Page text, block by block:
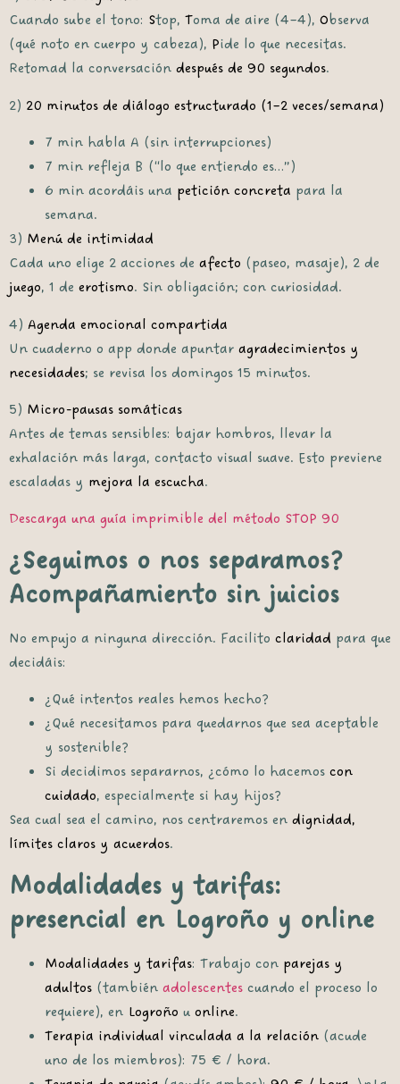
Cuando sube el tono: Stop, Toma de aire (4–4), Observa
(qué noto en cuerpo y cabeza), Pide lo que necesitas.
Retomad la conversación después de 90 segundos.
2) 20 minutos de diálogo estructurado (1–2 veces/semana)
7 min habla A (sin interrupciones)
7 min refleja B (“lo que entiendo es…”)
6 min acordáis una petición concreta para la
semana.
3) Menú de intimidad
Cada uno elige 2 acciones de afecto (paseo, masaje), 2 de
juego, 1 de erotismo. Sin obligación; con curiosidad.
4) Agenda emocional compartida
Un cuaderno o app donde apuntar agradecimientos y
necesidades; se revisa los domingos 15 minutos.
5) Micro-pausas somáticas
Antes de temas sensibles: bajar hombros, llevar la
exhalación más larga, contacto visual suave. Esto previene
escaladas y mejora la escucha.
Descarga una guía imprimible del método STOP 90
¿Seguimos o nos separamos?
Acompañamiento sin juicios
No empujo a ninguna dirección. Facilito claridad para que
decidáis:
¿Qué intentos reales hemos hecho?
¿Qué necesitamos para quedarnos que sea aceptable
y sostenible?
Si decidimos separarnos, ¿cómo lo hacemos con
cuidado, especialmente si hay hijos?
Sea cual sea el camino, nos centraremos en dignidad,
límites claros y acuerdos.
Modalidades y tarifas:
presencial en Logroño y online
Modalidades y tarifas: Trabajo con parejas y
adultos (también adolescentes cuando el proceso lo
requiere), en Logroño u online.
Terapia individual vinculada a la relación (acude
uno de los miembros): 75 € / hora.